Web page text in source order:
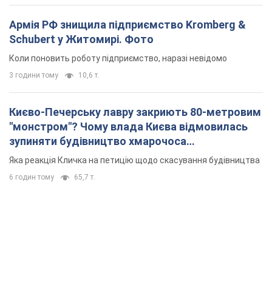
Армія РФ знищила підприємство Kromberg &
Schubert у Житомирі. Фото
Коли поновить роботу підприємство, наразі невідомо
3 години тому 10,6 т.
Києво-Печерську лавру закриють 80-метровим
"монстром"? Чому влада Києва відмовилась
зупиняти будівництво хмарочоса
"московського вірянина"
Яка реакція Кличка на петицію щодо скасування будівництва
6 годин тому 65,7 т.